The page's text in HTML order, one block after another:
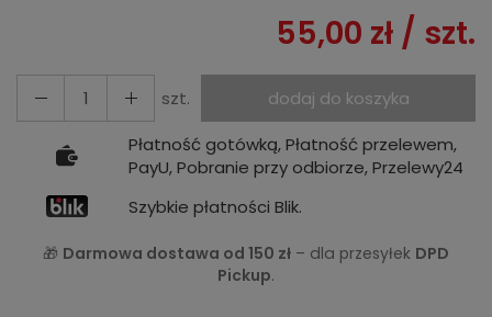
55,00 zł / szt.
szt.
dodaj do koszyka
Płatność gotówką, Płatność przelewem,
PayU, Pobranie przy odbiorze, Przelewy24
Szybkie płatności Blik.
🎁 Darmowa dostawa od 150 zł – dla przesyłek DPD
Pickup.